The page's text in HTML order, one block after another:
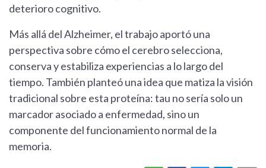
deterioro cognitivo.
Más allá del Alzheimer, el trabajo aportó una
perspectiva sobre cómo el cerebro selecciona,
conserva y estabiliza experiencias a lo largo del
tiempo. También planteó una idea que matiza la visión
tradicional sobre esta proteína: tau no sería solo un
marcador asociado a enfermedad, sino un
componente del funcionamiento normal de la
memoria.